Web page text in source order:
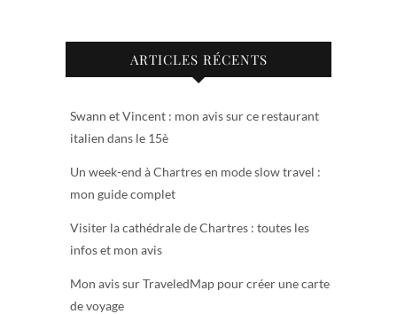
ARTICLES RÉCENTS
Swann et Vincent : mon avis sur ce restaurant
italien dans le 15è
Un week-end à Chartres en mode slow travel :
mon guide complet
Visiter la cathédrale de Chartres : toutes les
infos et mon avis
Mon avis sur TraveledMap pour créer une carte
de voyage